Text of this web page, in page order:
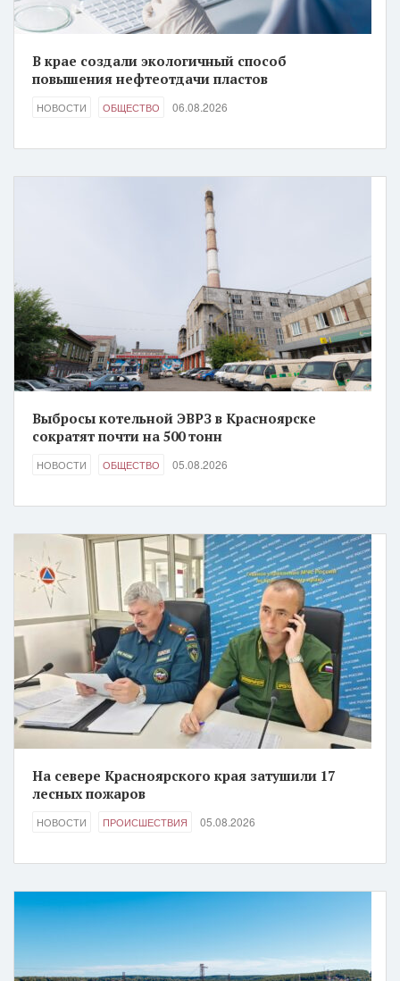
В крае создали экологичный способ
повышения нефтеотдачи пластов
НОВОСТИ ОБЩЕСТВО 06.08.2026
Выбросы котельной ЭВРЗ в Красноярске
сократят почти на 500 тонн
НОВОСТИ ОБЩЕСТВО 05.08.2026
На севере Красноярского края затушили 17
лесных пожаров
НОВОСТИ ПРОИСШЕСТВИЯ 05.08.2026